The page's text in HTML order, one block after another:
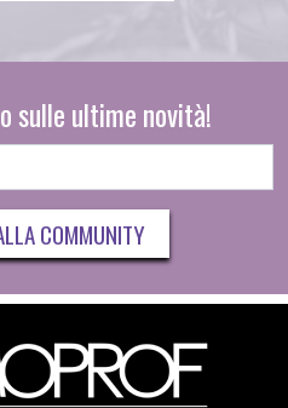
sulle ultime novità!
COMMUNITY